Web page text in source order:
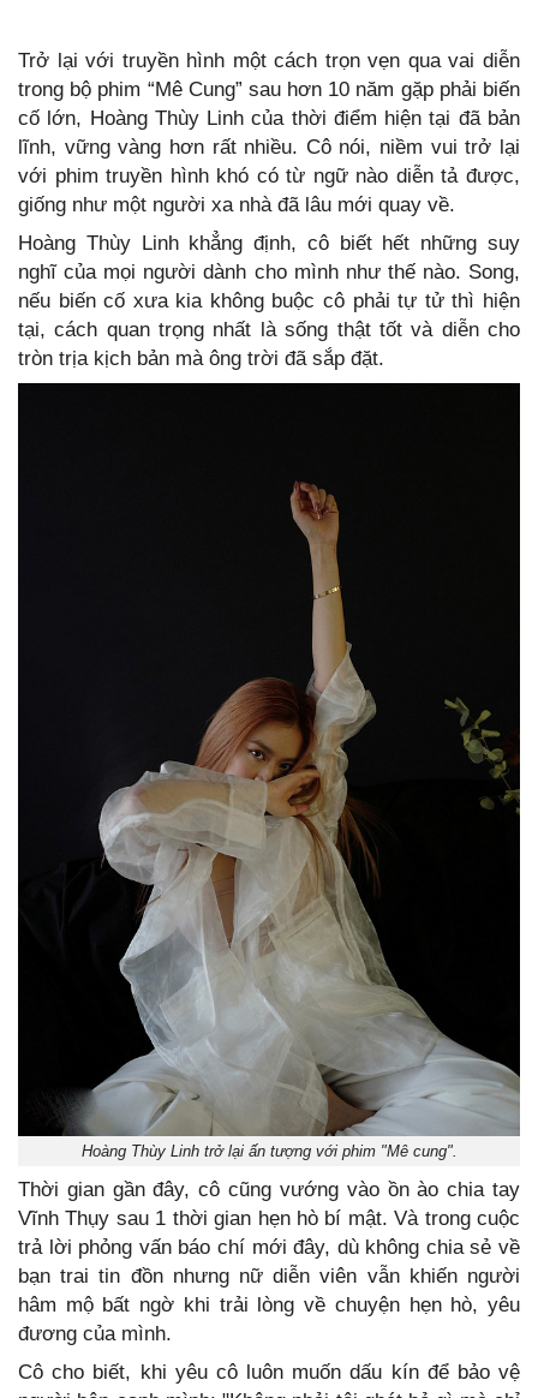
Trở lại với truyền hình một cách trọn vẹn qua vai diễn
trong bộ phim “Mê Cung” sau hơn 10 năm gặp phải biến
cố lớn, Hoàng Thùy Linh của thời điểm hiện tại đã bản
lĩnh, vững vàng hơn rất nhiều. Cô nói, niềm vui trở lại
với phim truyền hình khó có từ ngữ nào diễn tả được,
giống như một người xa nhà đã lâu mới quay về.
Hoàng Thùy Linh khẳng định, cô biết hết những suy
nghĩ của mọi người dành cho mình như thế nào. Song,
nếu biến cố xưa kia không buộc cô phải tự tử thì hiện
tại, cách quan trọng nhất là sống thật tốt và diễn cho
tròn trịa kịch bản mà ông trời đã sắp đặt.
Hoàng Thùy Linh trở lại ấn tượng với phim "Mê cung".
Thời gian gần đây, cô cũng vướng vào ồn ào chia tay
Vĩnh Thụy sau 1 thời gian hẹn hò bí mật. Và trong cuộc
trả lời phỏng vấn báo chí mới đây, dù không chia sẻ về
bạn trai tin đồn nhưng nữ diễn viên vẫn khiến người
hâm mộ bất ngờ khi trải lòng về chuyện hẹn hò, yêu
đương của mình.
Cô cho biết, khi yêu cô luôn muốn dấu kín để bảo vệ